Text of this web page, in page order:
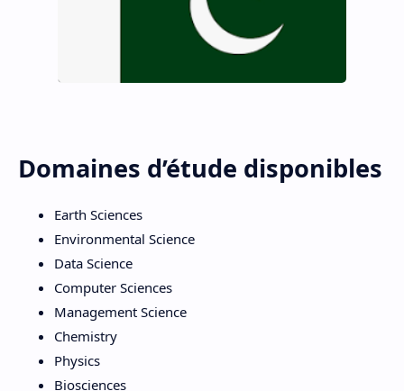
Domaines d’étude disponibles
Earth Sciences
Environmental Science
Data Science
Computer Sciences
Management Science
Chemistry
Physics
Biosciences